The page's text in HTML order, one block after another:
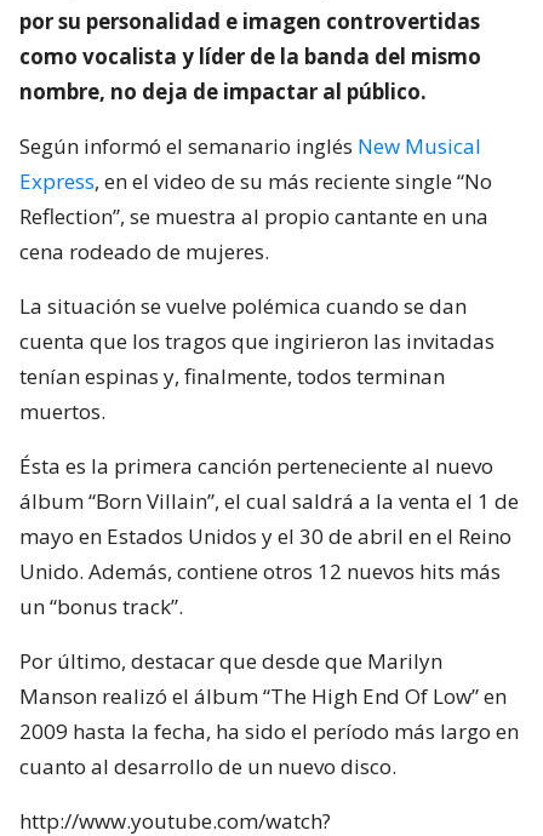
por su personalidad e imagen controvertidas
como vocalista y líder de la banda del mismo
nombre, no deja de impactar al público.
Según informó el semanario inglés New Musical
Express, en el video de su más reciente single “No
Reflection”, se muestra al propio cantante en una
cena rodeado de mujeres.
La situación se vuelve polémica cuando se dan
cuenta que los tragos que ingirieron las invitadas
tenían espinas y, finalmente, todos terminan
muertos.
Ésta es la primera canción perteneciente al nuevo
álbum “Born Villain”, el cual saldrá a la venta el 1 de
mayo en Estados Unidos y el 30 de abril en el Reino
Unido. Además, contiene otros 12 nuevos hits más
un “bonus track”.
Por último, destacar que desde que Marilyn
Manson realizó el álbum “The High End Of Low” en
2009 hasta la fecha, ha sido el período más largo en
cuanto al desarrollo de un nuevo disco.
http://www.youtube.com/watch?